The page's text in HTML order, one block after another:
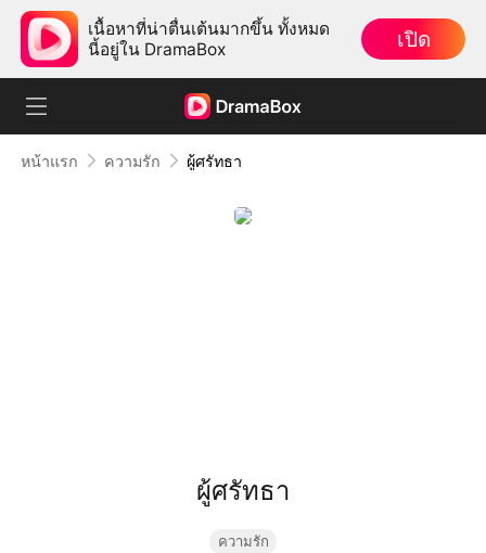
เนื้อหาที่น่าตื่นเต้นมากขึ้น ทั้งหมด
นี้อยู่ใน DramaBox
เปิด
หน้าแรก ความรัก ผู้ศรัทธา
ผู้ศรัทธา
ความรัก